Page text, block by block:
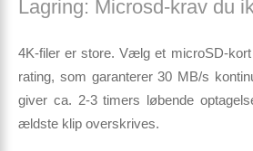
Lagring: Microsd-krav du
4K-filer er store. Vælg et microSD-
rating, som garanterer 30 MB/s
giver ca. 2-3 timers løbende
ældste klip overskrives.